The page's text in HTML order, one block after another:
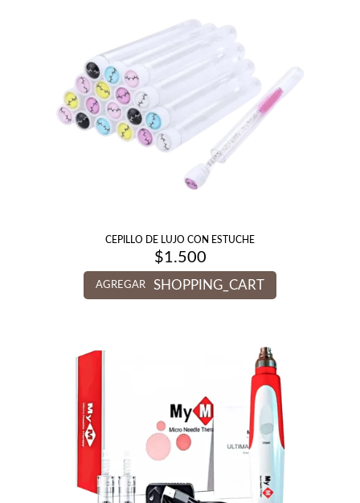
CEPILLO DE LUJO CON ESTUCHE
$1.500
AGREGAR SHOPPING_CART